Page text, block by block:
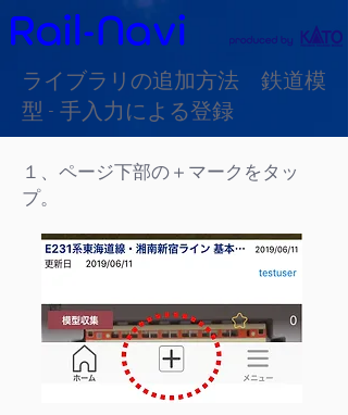
ライブラリの追加方法 鉄道模
型 - 手入力による登録
１、ページ下部の＋マークをタッ
プ。